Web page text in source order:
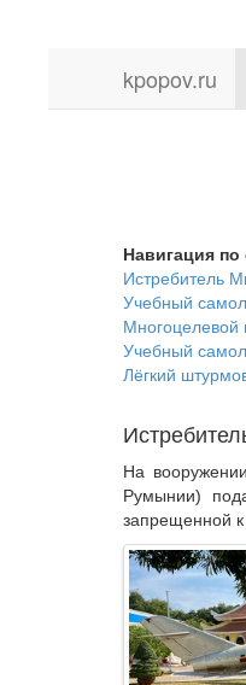
kpopov.ru
Навигация по
Истребитель
Учебный
Многоцелевой
Учебный
Лёгкий
На
Румынии)
запрещенной к